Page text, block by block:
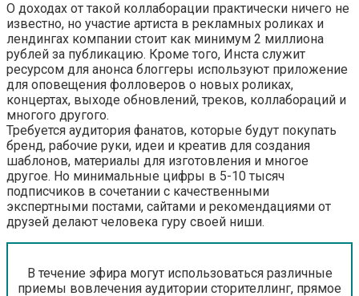
О доходах от такой коллаборации практически ничего не
известно, но участие артиста в рекламных роликах и
лендингах компании стоит как минимум 2 миллиона
рублей за публикацию. Кроме того, Инста служит
ресурсом для анонса блоггеры используют приложение
для оповещения фолловеров о новых роликах,
концертах, выходе обновлений, треков, коллабораций и
многого другого.
Требуется аудитория фанатов, которые будут покупать
бренд, рабочие руки, идеи и креатив для создания
шаблонов, материалы для изготовления и многое
другое. Но минимальные цифры в 5-10 тысяч
подписчиков в сочетании с качественными
экспертными постами, сайтами и рекомендациями от
друзей делают человека гуру своей ниши.
В течение эфира могут использоваться различные
приемы вовлечения аудитории сторителлинг, прямое